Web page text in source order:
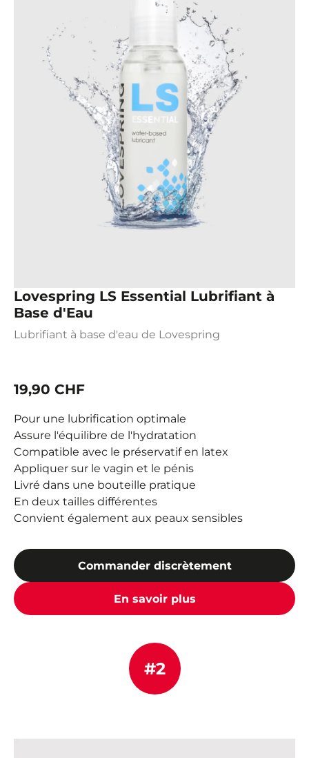
Lovespring LS Essential Lubrifiant à
Base d'Eau
Lubrifiant à base d'eau de Lovespring
19,90 CHF
Pour une lubrification optimale
Assure l'équilibre de l'hydratation
Compatible avec le préservatif en latex
Appliquer sur le vagin et le pénis
Livré dans une bouteille pratique
En deux tailles différentes
Convient également aux peaux sensibles
Commander discrètement
En savoir plus
#2